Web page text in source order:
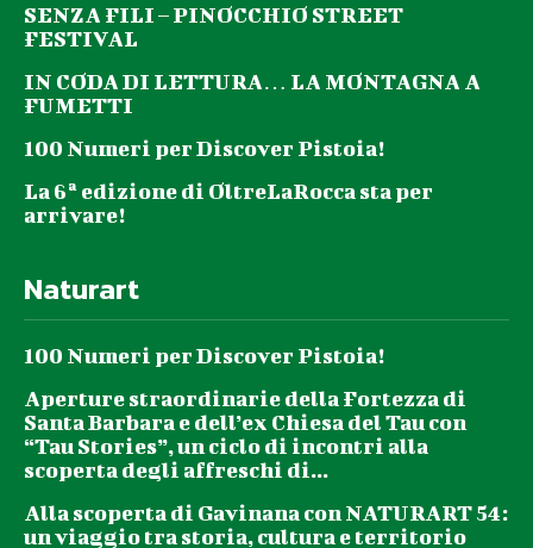
SENZA FILI – PINOCCHIO STREET
FESTIVAL
IN CODA DI LETTURA… LA MONTAGNA A
FUMETTI
100 Numeri per Discover Pistoia!
La 6ª edizione di OltreLaRocca sta per
arrivare!
Naturart
100 Numeri per Discover Pistoia!
Aperture straordinarie della Fortezza di
Santa Barbara e dell’ex Chiesa del Tau con
“Tau Stories”, un ciclo di incontri alla
scoperta degli affreschi di...
Alla scoperta di Gavinana con NATURART 54:
un viaggio tra storia, cultura e territorio